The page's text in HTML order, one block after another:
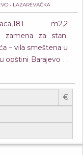
• LAZAREVAČKA
m2,2
zamena za stan.
– vila smeštena u
opštini Barajevo . .
€